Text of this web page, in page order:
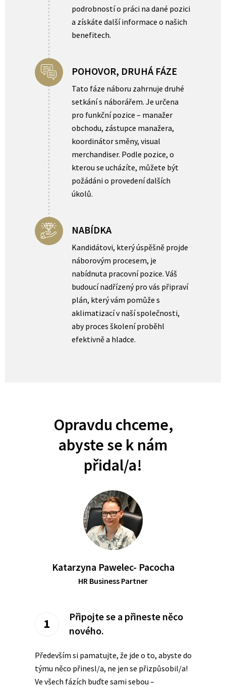
podrobností o práci na dané pozici
a získáte další informace o našich
benefitech.
POHOVOR, DRUHÁ FÁZE
Tato fáze náboru zahrnuje druhé
setkání s náborářem. Je určena
pro funkční pozice – manažer
obchodu, zástupce manažera,
koordinátor směny, visual
merchandiser. Podle pozice, o
kterou se ucházíte, můžete být
požádáni o provedení dalších
úkolů.
NABÍDKA
Kandidátovi, který úspěšně projde
náborovým procesem, je
nabídnuta pracovní pozice. Váš
budoucí nadřízený pro vás připraví
plán, který vám pomůže s
aklimatizací v naší společnosti,
aby proces školení proběhl
efektivně a hladce.
Opravdu chceme,
abyste se k nám
přidal/a!
Katarzyna Pawelec- Pacocha
HR Business Partner
1
Připojte se a přineste něco
nového.
Především si pamatujte, že jde o to, abyste do
týmu něco přinesl/a, ne jen se přizpůsobil/a!
Ve všech fázích buďte sami sebou –